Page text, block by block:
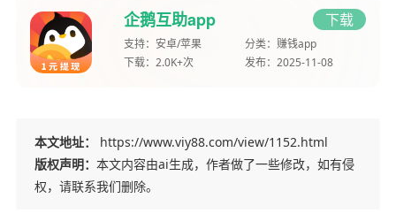
企鹅互助app 下载
支持： 安卓/苹果 分类： 赚钱app
下载： 2.0K+次 发布： 2025-11-08
本文地址：
https://www.viy88.com/view/1152.html
版权声明： 本文内容由ai生成，作者做了一些修改，如有侵
权，请联系我们删除。